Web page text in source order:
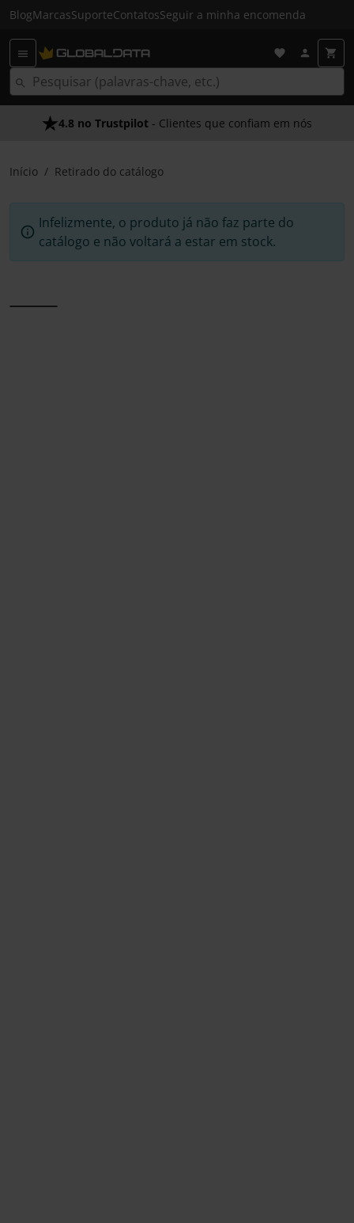
BlogMarcasSuporteContatosSeguir a minha encomenda
4.8 no Trustpilot - Clientes que confiam em nós
Início Retirado do catálogo
Infelizmente, o produto já não faz parte do
catálogo e não voltará a estar em stock.